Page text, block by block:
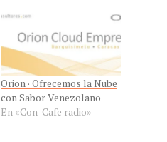
Orion · Ofrecemos la Nube
con Sabor Venezolano
En «Con-Cafe radio»